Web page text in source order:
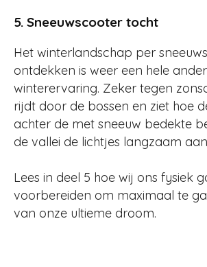
5. Sneeuwscooter tocht
Het winterlandschap per
ontdekken is weer een hele
winterervaring. Zeker tegen
rijdt door de bossen en ziet hoe
achter de met sneeuw bedekte
de vallei de lichtjes langzaam
Lees in deel 5 hoe wij ons fysiek
voorbereiden om maximaal te
van onze ultieme droom.